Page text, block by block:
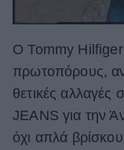
Ο Τοmmy
πρωτοπόρους,
θετικές
JEANS για την
όχι απλά